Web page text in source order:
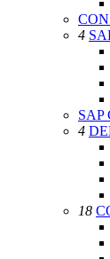
4
SAP
4
18